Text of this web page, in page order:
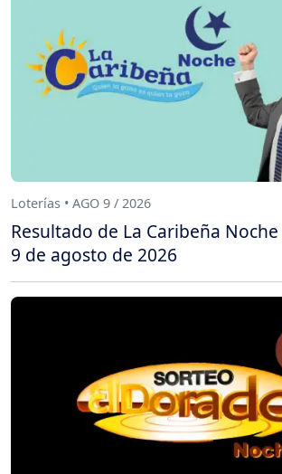
Loterías • AGO 9 / 2026
Resultado de La Caribeña
9 de agosto de 2026